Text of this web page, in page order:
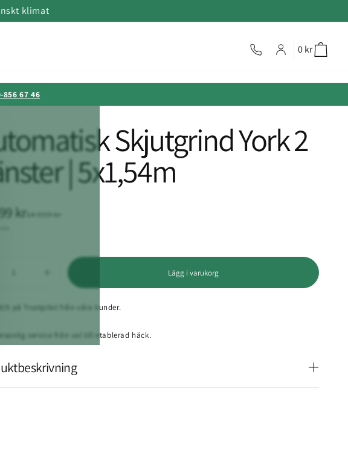
klimat
0 kr
856 67 46
Skjutgrind York 2
| 5x1,54m
kr 64 999 kr
Lägg i varukorg
5 på Trustpilot från våra kunder.
service från val till etablerad häck.